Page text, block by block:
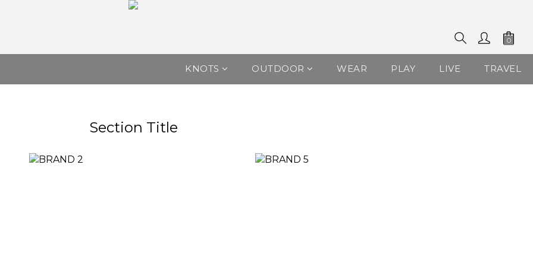
KNOTS OUTDOOR WEAR PLAY LIVE TRAVEL
Section Title